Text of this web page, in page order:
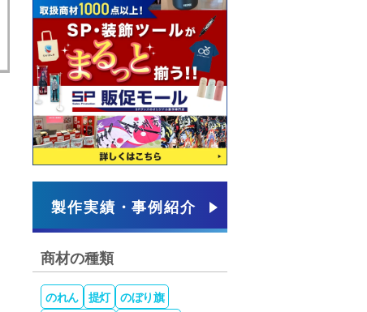
製作実績・事例紹介
商材の種類
のれん 提灯
のぼり旗